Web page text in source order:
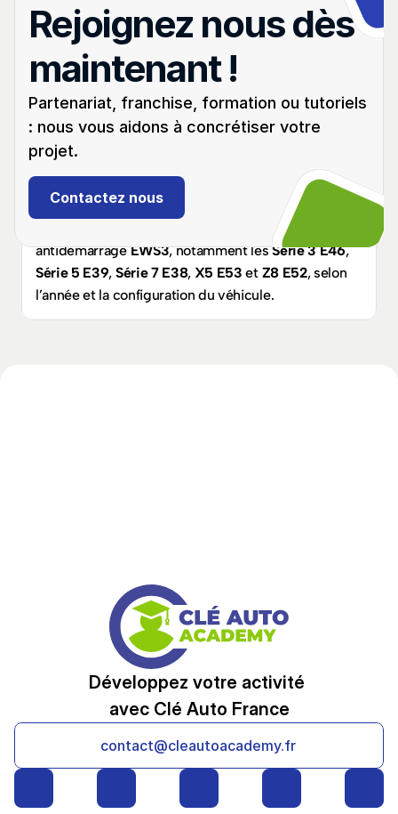
programmation OBD. Une intervention directe sur le
module est obligatoire.
La procédure est-elle valable en perte
totale de clé ?
Oui. Cette méthode permet aussi bien l’ajout de clé
que la programmation en perte totale, à condition
d’extraire correctement les données EWS.
Quels modèles sont concernés par ce
tutoriel ?
Ce tutoriel concerne les BMW équipées du système
antidémarrage EWS3, notamment les Série 3 E46,
Série 5 E39, Série 7 E38, X5 E53 et Z8 E52, selon
l’année et la configuration du véhicule.
Rejoignez nous dès
maintenant !
Partenariat, franchise, formation ou tutoriels
: nous vous aidons à concrétiser votre
projet.
Contactez nous
Développez votre activité
avec Clé Auto France
contact@cleautoacademy.fr